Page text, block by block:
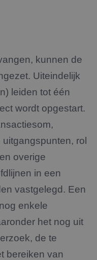
kunnen de
Uiteindelijk
leiden tot één
wordt opgestart.
rol
overige
in een
vastgelegd. Een
enkele
het nog uit
de te
bereiken van